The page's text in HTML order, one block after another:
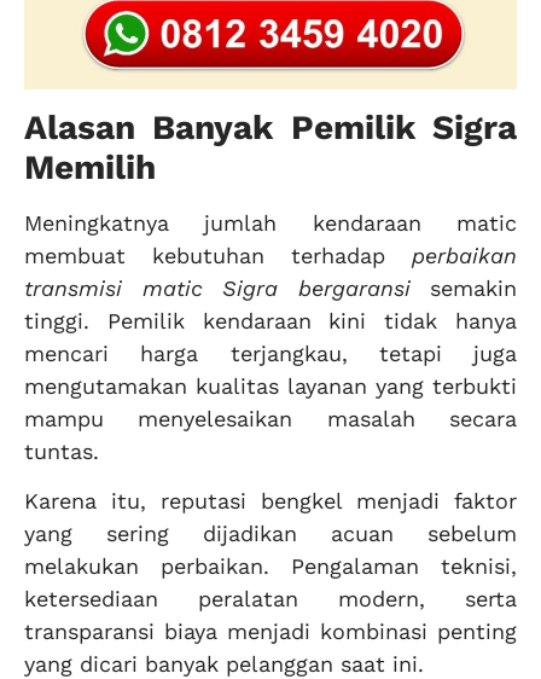
Alasan Banyak Pemilik Sigra
Memilih
Meningkatnya jumlah kendaraan matic
membuat kebutuhan terhadap perbaikan
transmisi matic Sigra bergaransisemakin
tinggi. Pemilik kendaraan kini tidak hanya
mencari harga terjangkau, tetapi juga
mengutamakan kualitas layanan yang terbukti
mampu menyelesaikan masalah secara
tuntas.
Karena itu, reputasi bengkel menjadi faktor
yang sering dijadikan acuan sebelum
melakukan perbaikan. Pengalaman teknisi,
ketersediaan peralatan modern, serta
transparansi biaya menjadi kombinasi penting
yang dicari banyak pelanggan saat ini.